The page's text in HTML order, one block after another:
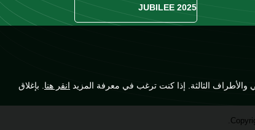
JUBILEE 2025
انقر هنا . بإغلاق